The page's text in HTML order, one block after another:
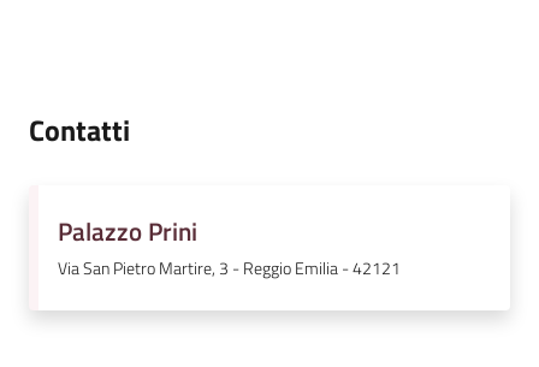
Contatti
Palazzo Prini
Via San Pietro Martire, 3 - Reggio Emilia - 42121